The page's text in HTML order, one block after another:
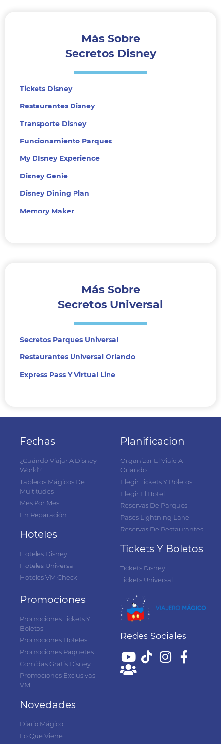
Más Sobre
Secretos Disney
Tickets Disney
Restaurantes Disney
Transporte Disney
Funcionamiento Parques
My DIsney Experience
Disney Genie
Disney Dining Plan
Memory Maker
Más Sobre
Secretos Universal
Secretos Parques Universal
Restaurantes Universal Orlando
Express Pass Y Virtual Line
Fechas
¿Cuándo Viajar A Disney
World?
Tableros Mágicos De
Multitudes
Mes Por Mes
En Reparación
Hoteles
Hoteles Disney
Hoteles Universal
Hoteles VM Check
Planificacion
Organizar El Viaje A
Orlando
Elegir Tickets Y Boletos
Elegir El Hotel
Reservas De Parques
Pases Lightning Lane
Reservas De Restaurantes
Tickets Y Boletos
Tickets Disney
Tickets Universal
Promociones
Promociones Tickets Y
Boletos
Promociones Hoteles
Promociones Paquetes
Comidas Gratis Disney
Promociones Exclusivas
VM
Novedades
Diario Mágico
Lo Que Viene
Redes Sociales